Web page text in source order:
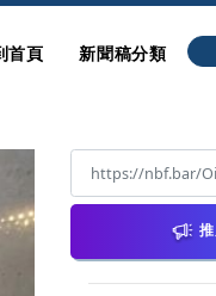
首頁 新聞稿分類